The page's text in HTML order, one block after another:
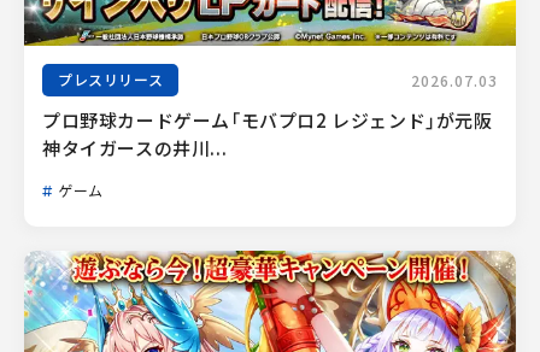
プレスリリース 2026.07.03
プロ野球カードゲーム「モバプロ2 レジェンド」が元阪
神タイガースの井川...
ゲーム